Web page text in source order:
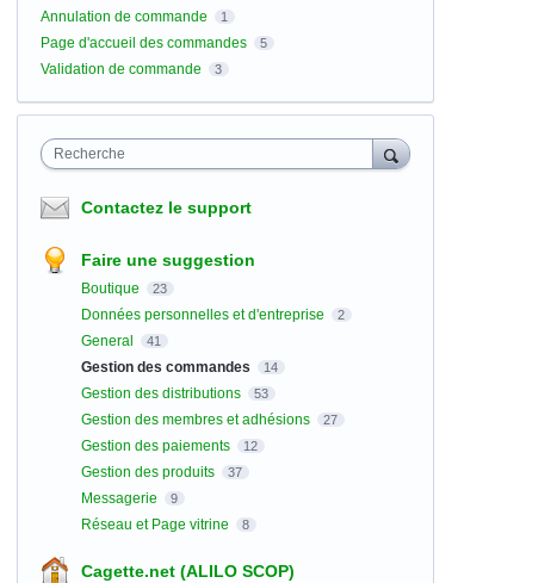
Annulation de commande
1
Page d'accueil des commandes 5
Validation de commande 3
Recherche
Contactez le support
Faire une suggestion
Boutique 23
Données personnelles et d'entreprise 2
General 41
Gestion des commandes 14
Gestion des distributions 53
Gestion des membres et adhésions 27
Gestion des paiements 12
Gestion des produits 37
Messagerie 9
Réseau et Page vitrine 8
Cagette.net (ALILO SCOP)